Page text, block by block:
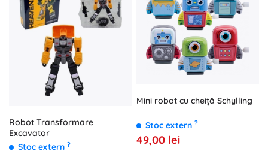
Robot Transformare
Excavator
Stoc extern ?
Mini robot cu cheiță Schylling
Stoc extern ?
49,00 lei